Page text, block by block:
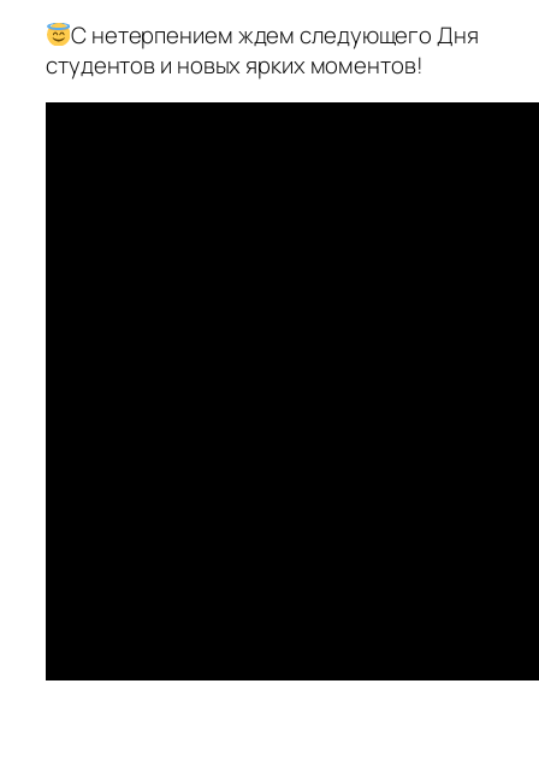
С нетерпением ждем следующего Дня
студентов и новых ярких моментов!